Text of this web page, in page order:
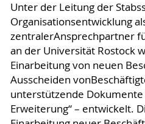
Unter der Leitung der
Organisationsentwicklung
zentralerAnsprechpartner
an der Universität Rostock
Einarbeitung von neuen
Ausscheiden
unterstützende Dokumente
Erweiterung“ – entwickelt.